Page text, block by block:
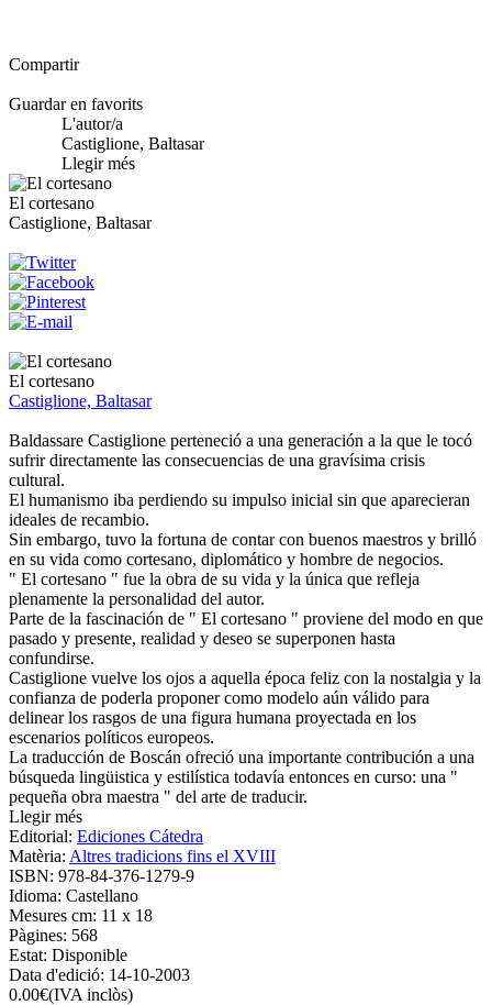
Compartir
Guardar en favorits
L'autor/a
Castiglione, Baltasar
Llegir més
El cortesano
Castiglione, Baltasar
El cortesano
Castiglione, Baltasar
Baldassare Castiglione perteneció a una generación a la que le tocó
sufrir directamente las consecuencias de una gravísima crisis
cultural.
El humanismo iba perdiendo su impulso inicial sin que aparecieran
ideales de recambio.
Sin embargo, tuvo la fortuna de contar con buenos maestros y brilló
en su vida como cortesano, diplomático y hombre de negocios.
" El cortesano " fue la obra de su vida y la única que refleja
plenamente la personalidad del autor.
Parte de la fascinación de " El cortesano " proviene del modo en que
pasado y presente, realidad y deseo se superponen hasta
confundirse.
Castiglione vuelve los ojos a aquella época feliz con la nostalgia y la
confianza de poderla proponer como modelo aún válido para
delinear los rasgos de una figura humana proyectada en los
escenarios políticos europeos.
La traducción de Boscán ofreció una importante contribución a una
búsqueda lingüistica y estilística todavía entonces en curso: una "
pequeña obra maestra " del arte de traducir.
Llegir més
Editorial: Ediciones Cátedra
Matèria: Altres tradicions fins el XVIII
ISBN: 978-84-376-1279-9
Idioma: Castellano
Mesures cm: 11 x 18
Pàgines: 568
Estat: Disponible
Data d'edició: 14-10-2003
0.00€(IVA inclòs)